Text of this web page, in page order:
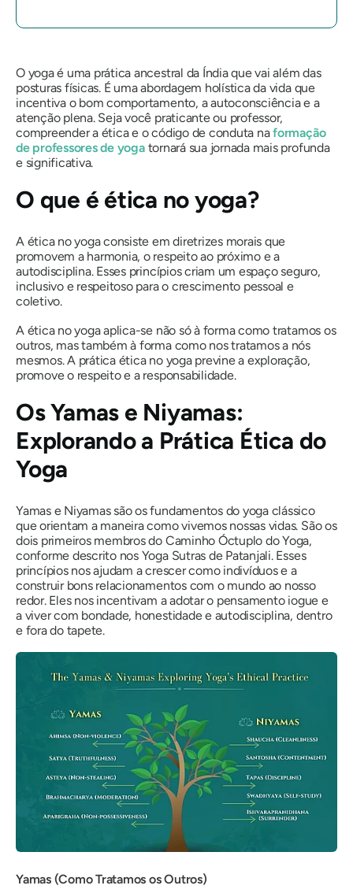
O yoga é uma prática ancestral da Índia que vai além das
posturas físicas. É uma abordagem holística da vida que
incentiva o bom comportamento, a autoconsciência e a
atenção plena. Seja você praticante ou professor,
compreender a ética e o código de conduta naformação
de professores de yoga tornará sua jornada mais profunda
e significativa.
O que é ética no yoga?
A ética no yoga consiste em diretrizes morais que
promovem a harmonia, o respeito ao próximo e a
autodisciplina. Esses princípios criam um espaço seguro,
inclusivo e respeitoso para o crescimento pessoal e
coletivo.
A ética no yoga aplica-se não só à forma como tratamos os
outros, mas também à forma como nos tratamos a nós
mesmos. A prática ética no yoga previne a exploração,
promove o respeito e a responsabilidade.
Os Yamas e Niyamas:
Explorando a Prática Ética do
Yoga
Yamas e Niyamas são os fundamentos do yoga clássico
que orientam a maneira como vivemos nossas vidas. São os
dois primeiros membros do Caminho Óctuplo do Yoga,
conforme descrito nos Yoga Sutras de Patanjali. Esses
princípios nos ajudam a crescer como indivíduos e a
construir bons relacionamentos com o mundo ao nosso
redor. Eles nos incentivam a adotar o pensamento iogue e
a viver com bondade, honestidade e autodisciplina, dentro
e fora do tapete.
Yamas (Como Tratamos os Outros)